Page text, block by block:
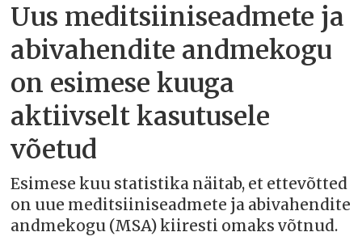
Uus meditsiiniseadmete ja
abivahendite andmekogu
on esimese kuuga
aktiivselt kasutusele
võetud
Esimese kuu statistika näitab, et ettevõtted
on uue meditsiiniseadmete ja abivahendite
andmekogu (MSA) kiiresti omaks võtnud.